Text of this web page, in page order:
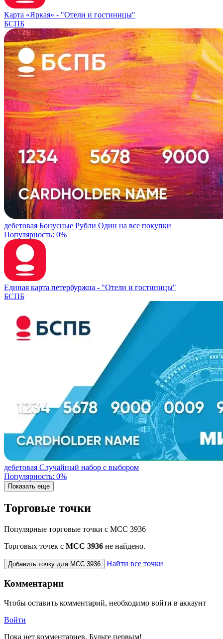
Карта «Яркая» - "Отели и гостиницы"
БСПБ
дебетовая Бонусные Рубли Один на все покупки
Популярность: 0%
Единая карта петербуржца - "Отели и гостиницы"
БСПБ
дебетовая Случайный набор с выбором
Популярность: 0%
Показать еще
Торговые точки
Популярные торговые точки с MCC 3936
Торговых точек с МСС 3936 не найдено.
Добавить точку для MCC 3936 Найти все точки
Комментарии
Чтобы оставить комментарий, необходимо войти в аккаунт
Войти
Пока нет комментариев. Будьте первым!